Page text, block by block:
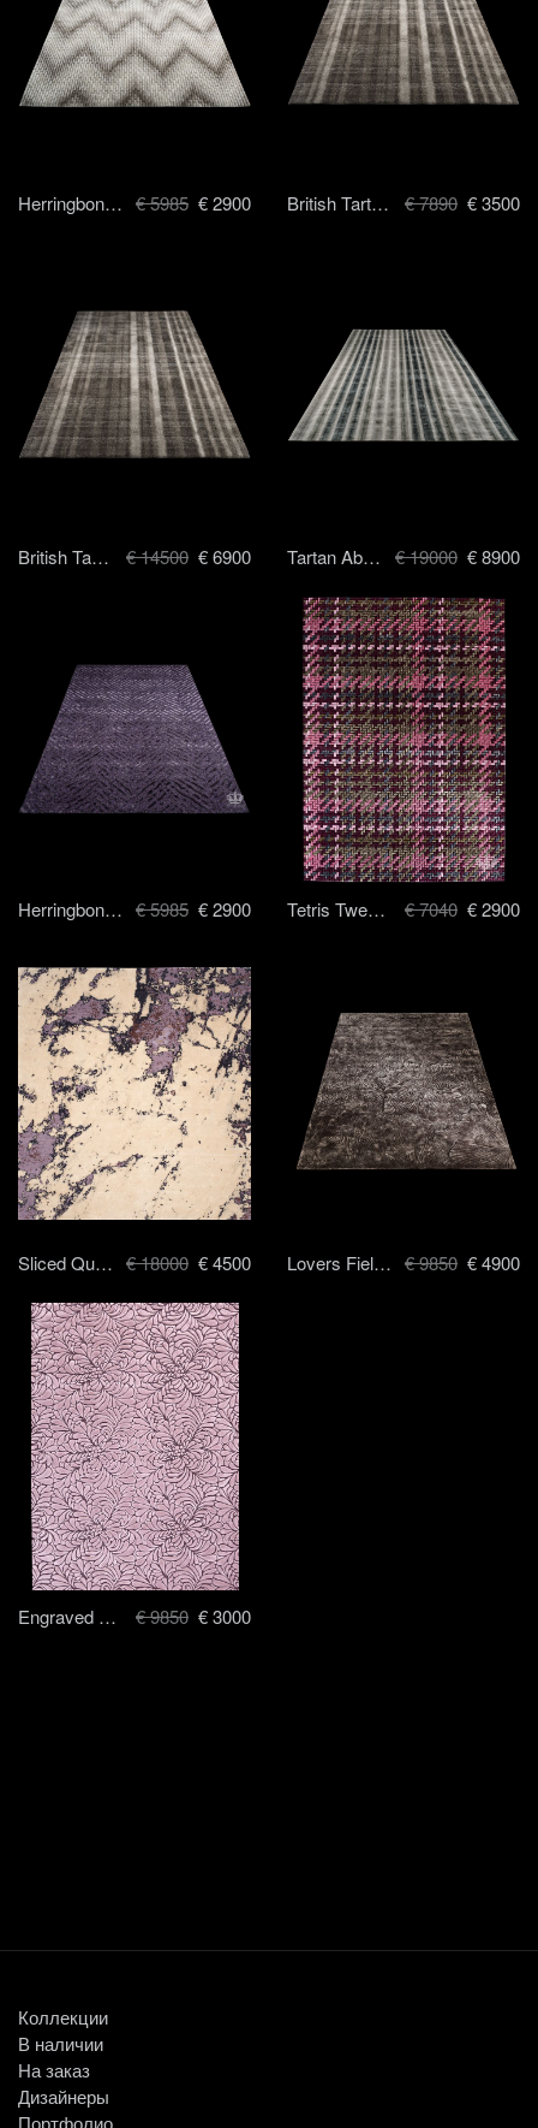
Herringbone Tiles - 170 x 240cm € 5985 € 2900 British Tartan - 170 x 240 cm € 7890 € 3500
British Tartan - 250 x 300 cm € 14500 € 6900 Tartan Abstract - 250 x 300 см € 19000 € 8900
Herringbone Special - 170 x 240 cm € 5985 € 2900 Tetris Tweed - 170 x 240 cm € 7040 € 2900
Sliced Quartz - 260 x 280 cm € 18000 € 4500 Lovers Field II - 250 x 300 cm € 9850 € 4900
Engraved Bloom - 250 x 300 cm € 9850 € 3000
Коллекции
В наличии
На заказ
Дизайнеры
Портфолио